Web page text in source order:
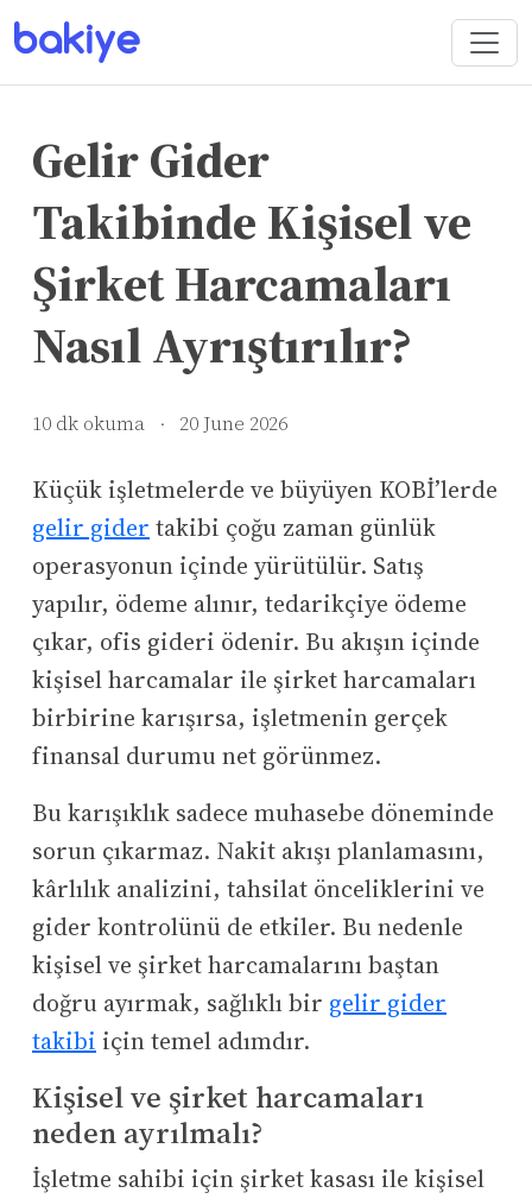
Gelir Gider
Takibinde Kişisel ve
Şirket Harcamaları
Nasıl Ayrıştırılır?
10 dk okuma · 20 June 2026
Küçük işletmelerde ve büyüyen KOBİ’lerde
gelir gider takibi çoğu zaman günlük
operasyonun içinde yürütülür. Satış
yapılır, ödeme alınır, tedarikçiye ödeme
çıkar, ofis gideri ödenir. Bu akışın içinde
kişisel harcamalar ile şirket harcamaları
birbirine karışırsa, işletmenin gerçek
finansal durumu net görünmez.
Bu karışıklık sadece muhasebe döneminde
sorun çıkarmaz. Nakit akışı planlamasını,
kârlılık analizini, tahsilat önceliklerini ve
gider kontrolünü de etkiler. Bu nedenle
kişisel ve şirket harcamalarını baştan
doğru ayırmak, sağlıklı bir gelir gider
takibi için temel adımdır.
Kişisel ve şirket harcamaları
neden ayrılmalı?
İşletme sahibi için şirket kasası ile kişisel